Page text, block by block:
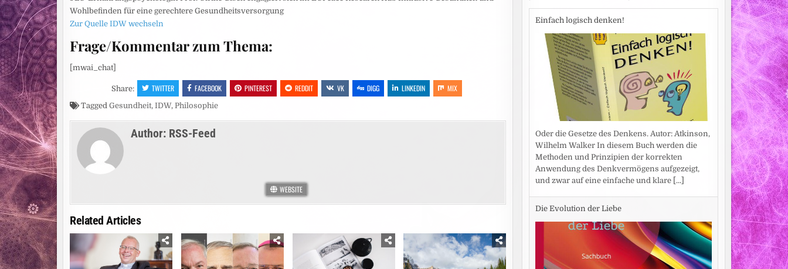
Wohlbefinden für eine gerechtere Gesundheitsversorgung
Zur Quelle IDW wechseln
Frage/Kommentar zum Thema:
[mwai_chat]
Share: TWITTER FACEBOOK PINTEREST REDDIT VK DIGG LINKEDIN MIX
Tagged Gesundheit, IDW, Philosophie
Author: RSS-Feed
WEBSITE
Related Articles
Einfach logisch denken!
Oder die Gesetze des Denkens. Autor: Atkinson,
Wilhelm Walker In diesem Buch werden die
Methoden und Prinzipien der korrekten
Anwendung des Denkvermögens aufgezeigt,
und zwar auf eine einfache und klare [...]
Die Evolution der Liebe